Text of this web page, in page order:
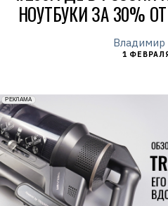
НОУТБУКИ ЗА 30%
1
erid: 2VfnxxmNzs5
РЕКЛАМА